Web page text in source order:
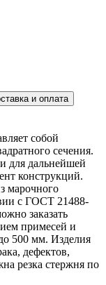
и оплата
собой
сечения.
для дальнейшей
конструкций.
марочного
с ГОСТ 21488-
заказать
примесей и
500 мм. Изделия
дефектов,
резка стержня по